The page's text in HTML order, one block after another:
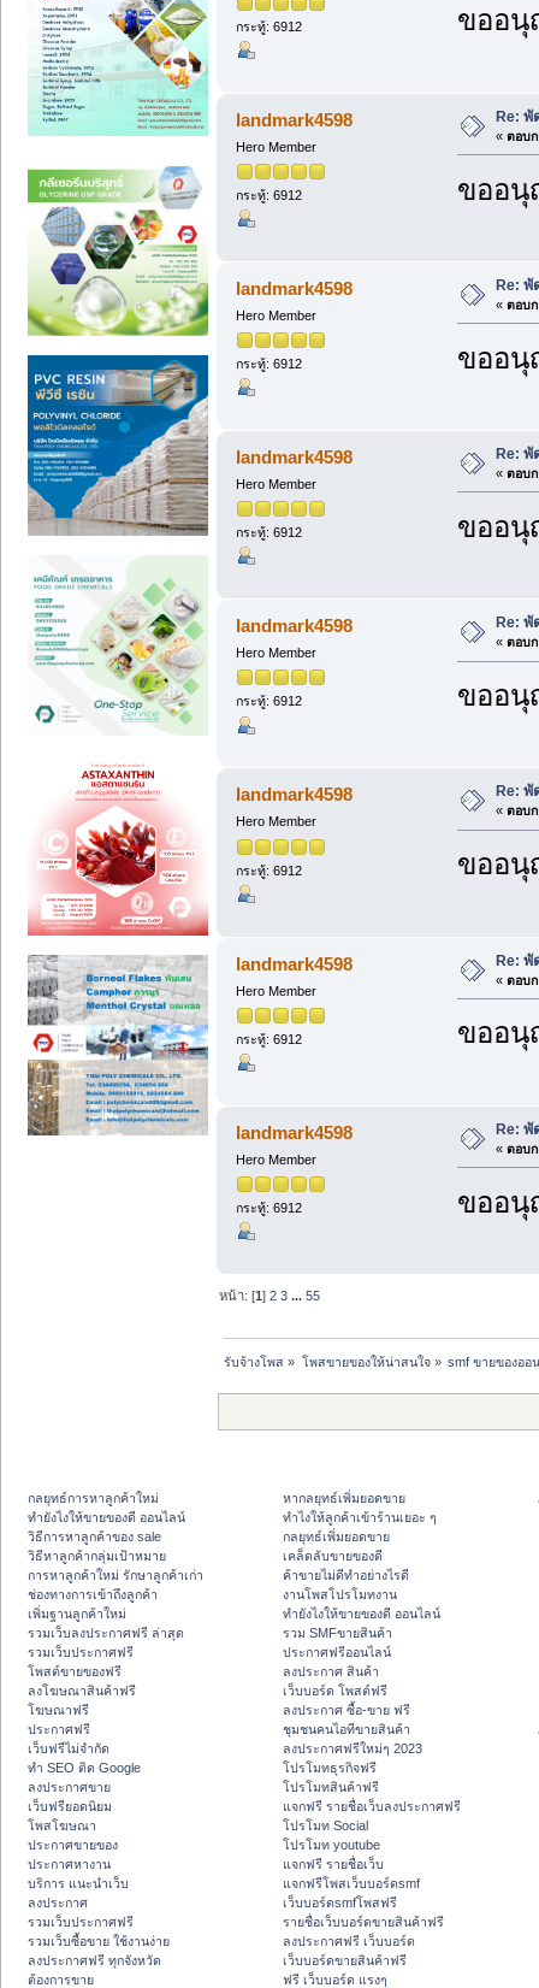
กระทู้: 6912 ขออนุ
landmark4598
Hero Member
กระทู้: 6912
Re: พั
« ตอบก
ขออนุ
landmark4598
Hero Member
กระทู้: 6912
Re: พั
« ตอบก
ขออนุ
landmark4598
Hero Member
กระทู้: 6912
Re: พั
« ตอบก
ขออนุ
landmark4598
Hero Member
กระทู้: 6912
Re: พั
« ตอบก
ขออนุ
landmark4598
Hero Member
กระทู้: 6912
Re: พั
« ตอบก
ขออนุ
landmark4598
Hero Member
กระทู้: 6912
Re: พั
« ตอบก
ขออนุ
landmark4598
Hero Member
กระทู้: 6912
Re: พั
« ตอบก
ขออนุ
หน้า: [1]2 3 ...55
รับจ้างโพส » โพสขายของให้น่าสนใจ» smf ขายของออ
กลยุทธ์การหาลูกค้าใหม่
ทํายังไงให้ขายของดี ออนไลน์
วิธีการหาลูกค้าของ sale
วิธีหาลูกค้ากลุ่มเป้าหมาย
การหาลูกค้าใหม่ รักษาลูกค้าเก่า
ช่องทางการเข้าถึงลูกค้า
เพิ่มฐานลูกค้าใหม่
รวมเว็บลงประกาศฟรี ล่าสุด
รวมเว็บประกาศฟรี
โพสต์ขายของฟรี
ลงโฆษณาสินค้าฟรี
โฆษณาฟรี
ประกาศฟรี
เว็บฟรีไม่จำกัด
ทำ SEO ติด Google
ลงประกาศขาย
เว็บฟรียอดนิยม
โพสโฆษณา
ประกาศขายของ
ประกาศหางาน
บริการ แนะนำเว็บ
ลงประกาศ
รวมเว็บประกาศฟรี
รวมเว็บซื้อขาย ใช้งานง่าย
ลงประกาศฟรี ทุกจังหวัด
ต้องการขาย
หากลยุทธ์เพิ่มยอดขาย
ทําไงให้ลูกค้าเข้าร้านเยอะ ๆ
กลยุทธ์เพิ่มยอดขาย
เคล็ดลับขายของดี
ค้าขายไม่ดีทำอย่างไรดี
งานโพสโปรโมทงาน
ทํายังไงให้ขายของดี ออนไลน์
รวม SMFขายสินค้า
ประกาศฟรีออนไลน์
ลงประกาศ สินค้า
เว็บบอร์ด โพสต์ฟรี
ลงประกาศ ซื้อ-ขาย ฟรี
ชุมชนคนไอทีขายสินค้า
ลงประกาศฟรีใหม่ๆ 2023
โปรโมทธุรกิจฟรี
โปรโมทสินค้าฟรี
แจกฟรี รายชื่อเว็บลงประกาศฟรี
โปรโมท Social
โปรโมท youtube
แจกฟรี รายชื่อเว็บ
แจกฟรีโพสเว็บบอร์ดsmf
เว็บบอร์ดsmfโพสฟรี
รายชื่อเว็บบอร์ดขายสินค้าฟรี
ลงประกาศฟรี เว็บบอร์ด
เว็บบอร์ดขายสินค้าฟรี
ฟรี เว็บบอร์ด แรงๆ